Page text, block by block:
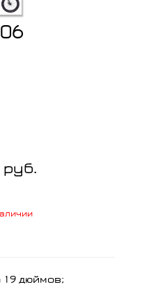
руб.
дюймов;